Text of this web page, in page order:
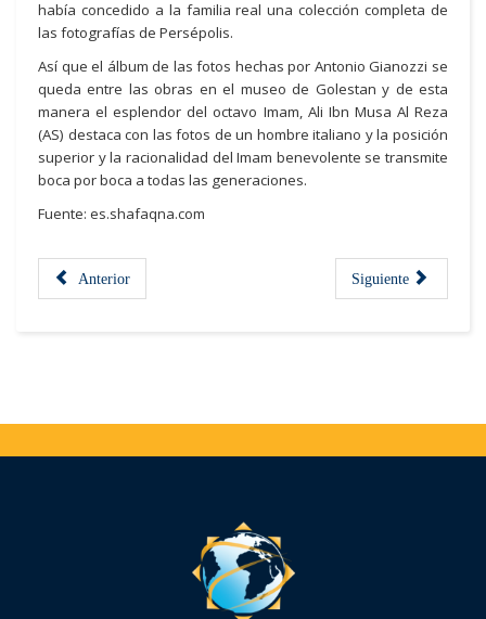
había concedido a la familia real una colección completa de
las fotografías de Persépolis.
Así que el álbum de las fotos hechas por Antonio Gianozzi se
queda entre las obras en el museo de Golestan y de esta
manera el esplendor del octavo Imam, Ali Ibn Musa Al Reza
(AS) destaca con las fotos de un hombre italiano y la posición
superior y la racionalidad del Imam benevolente se transmite
boca por boca a todas las generaciones.
Fuente: es.shafaqna.com
Anterior Siguiente